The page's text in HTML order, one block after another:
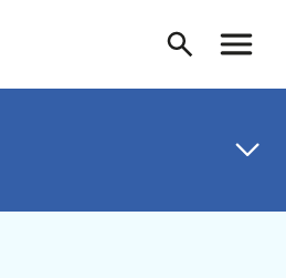
Recherche
Menu